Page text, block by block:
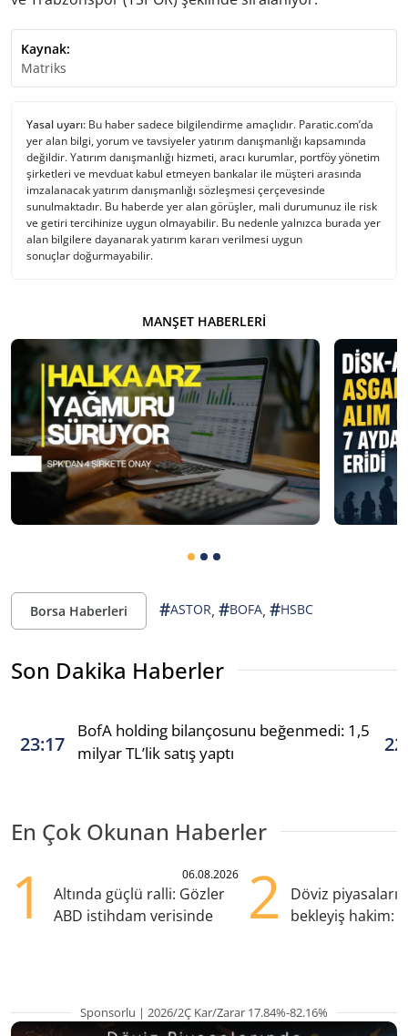
Kaynak:
Matriks
Yasal uyarı: Bu haber sadece bilgilendirme amaçlıdır. Paratic.com’da
yer alan bilgi, yorum ve tavsiyeler yatırım danışmanlığı kapsamında
değildir. Yatırım danışmanlığı hizmeti, aracı kurumlar, portföy yönetim
şirketleri ve mevduat kabul etmeyen bankalar ile müşteri arasında
imzalanacak yatırım danışmanlığı sözleşmesi çerçevesinde
sunulmaktadır. Bu haberde yer alan görüşler, mali durumunuz ile risk
ve getiri tercihinize uygun olmayabilir. Bu nedenle yalnızca burada yer
alan bilgilere dayanarak yatırım kararı verilmesi uygun
sonuçlar doğurmayabilir.
MANŞET HABERLERI
Borsa Haberleri #ASTOR, #BOFA, #HSBC
Son Dakika Haberler
23:17
BofA holding bilançosunu beğenmedi: 1,5
milyar TL’lik satış yaptı
En Çok Okunan Haberler
1 06.08.2026
Altında güçlü ralli: Gözler
ABD istihdam verisinde
2
Döviz
bekleyiş hakim:
Sponsorlu | 2026/2Ç Kar/Zarar 17.84%-82.16%